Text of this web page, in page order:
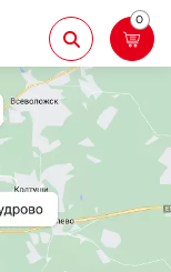
Назад
Aberhof
Adelar
Alfa
0